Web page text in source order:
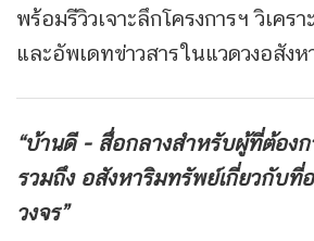
พร้อมรีวิวเจาะลึกโครงการฯ วิเคร
และอัพเดทข่าวสารในแวดวงอสังห
“บ้านดี - สื่อกลางสำหรับผู้ที่ต้องก
รวมถึง อสังหาริมทรัพย์เกี่ยวกับที่
วงจร”